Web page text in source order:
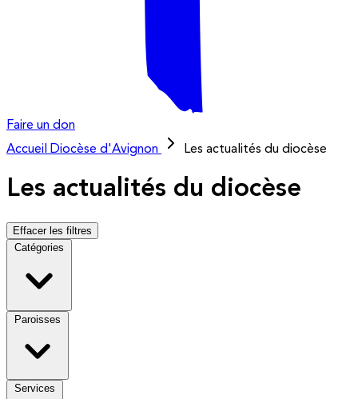
Faire un don
Accueil
Diocèse d'Avignon Les actualités du diocèse
Les actualités du diocèse
Effacer les filtres
Catégories
Paroisses
Services